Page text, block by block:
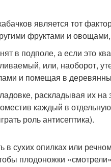
является тот
фруктами и
в подполе, а если это
или, наоборот,
и помещая в
раскладывая их
каждый в
роль антисептика).
сухих опилках или
плодоножки